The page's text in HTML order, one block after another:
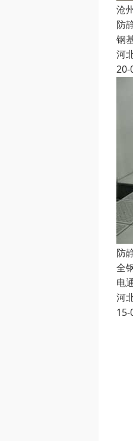
沧
防
钢
河
20-
防
全
电
河
15-